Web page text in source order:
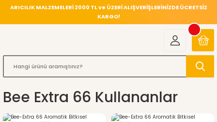
ARICILIK MALZEMELERİ 2000 TL ve ÜZERİ ALIŞVERİŞLERİNİZDE ÜCRETSİZ
KARGO!
Bee Extra 66 Kullananlar